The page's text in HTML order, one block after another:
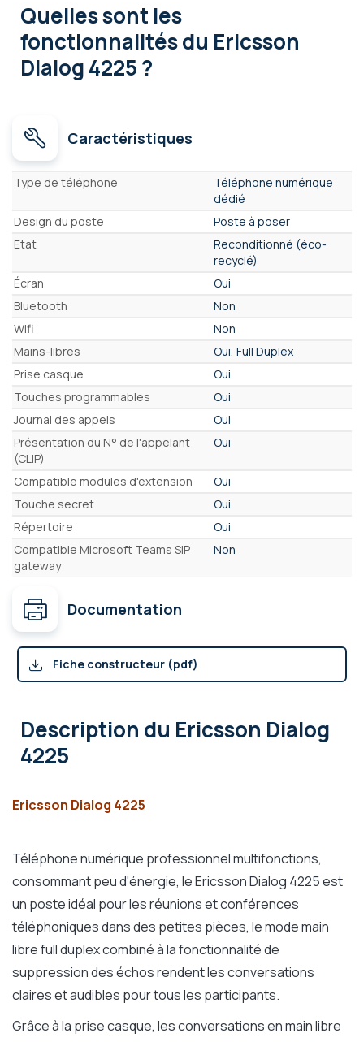
Quelles sont les
fonctionnalitésdu Ericsson
Dialog 4225 ?
Caractéristiques
Caractéristiques
Type de téléphone
Téléphone numérique
dédié
Design du poste
Poste à poser
Etat
Reconditionné (éco-
recyclé)
Écran
Oui
Bluetooth
Non
Wifi
Non
Mains-libres
Oui, Full Duplex
Prise casque
Oui
Touches programmables
Oui
Journal des appels
Oui
Présentation du N° de l'appelant
(CLIP)
Oui
Compatible modules d'extension
Oui
Touche secret
Oui
Répertoire
Oui
Compatible Microsoft Teams SIP
gateway
Non
Documentation
Fiche constructeur (pdf)
Description du Ericsson Dialog
4225
Ericsson Dialog 4225
Téléphone numérique professionnel multifonctions,
consommant peu d'énergie, le Ericsson Dialog 4225 est
un poste idéal pour les réunions et conférences
téléphoniques dans des petites pièces, le mode main
libre full duplex combiné à la fonctionnalité de
suppression des échos rendent les conversations
claires et audibles pour tous les participants.
Grâce à la prise casque, les conversations en main libre